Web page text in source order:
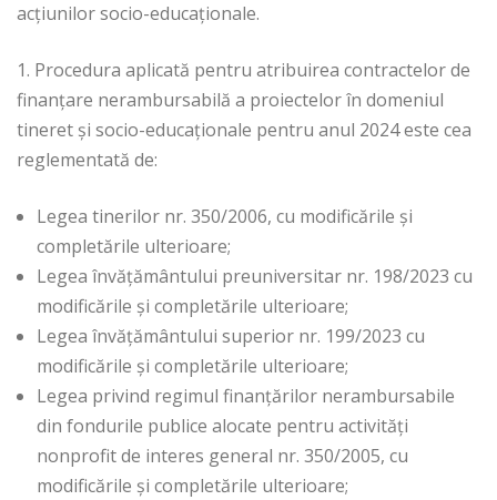
acțiunilor socio-educaționale.
1. Procedura aplicată pentru atribuirea contractelor de
finanțare nerambursabilă a proiectelor în domeniul
tineret și socio-educaționale pentru anul 2024 este cea
reglementată de:
Legea tinerilor nr. 350/2006, cu modificările și
completările ulterioare;
Legea învățământului preuniversitar nr. 198/2023 cu
modificările și completările ulterioare;
Legea învățământului superior nr. 199/2023 cu
modificările și completările ulterioare;
Legea privind regimul finanţărilor nerambursabile
din fondurile publice alocate pentru activităţi
nonprofit de interes general nr. 350/2005, cu
modificările şi completările ulterioare;